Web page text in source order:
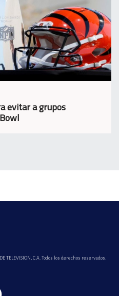
evitar a grupos
TELEVISION, C.A. Todos los derechos reservados.